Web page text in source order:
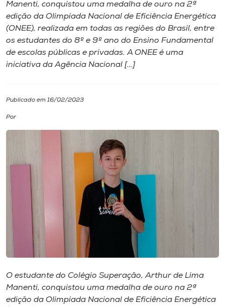
Internacionalização
I.nova
Cultura
CPA
Biblioteca
Editora
Museu
Unoesc
Store
Manenti, conquistou uma medalha de ouro na 2ª
edição da Olimpíada Nacional de Eficiência Energética
(ONEE), realizada em todas as regiões do Brasil, entre
os estudantes do 8º e 9º ano do Ensino Fundamental
de escolas públicas e privadas. A ONEE é uma
iniciativa da Agência Nacional […]
Publicado em 16/02/2023
Por
O estudante do Colégio Superação, Arthur de Lima
Manenti, conquistou uma medalha de ouro na 2ª
edição da Olimpíada Nacional de Eficiência Energética